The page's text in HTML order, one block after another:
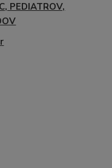
PEDIATROV,